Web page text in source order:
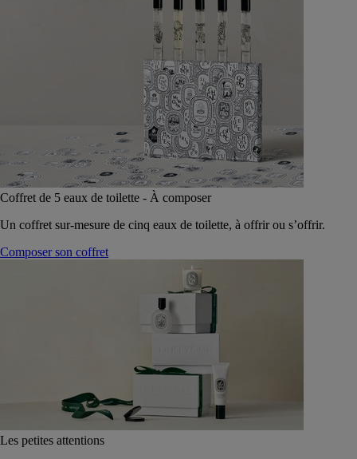
Coffret de 5 eaux de toilette - À composer
Un coffret sur-mesure de cinq eaux de toilette, à offrir ou s’offrir.
Composer son coffret
Les petites attentions